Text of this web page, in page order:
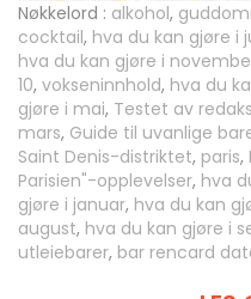
Nøkkelord : alkohol,
cocktail, hva du kan gjøre i
hva du kan gjøre i
10, vokseninnhold, hva du
gjøre i mai, Testet av
mars, Guide til uvanlige
Saint Denis-distriktet, paris,
Parisien"-opplevelser, hva
gjøre i januar, hva du kan
august, hva du kan gjøre i
utleiebarer, bar rencard